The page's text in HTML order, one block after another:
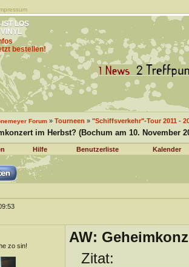
IST LOS
bestellen!
Forum» Tourneen » "Schiffsverkehr"-Tour 2011 -
im Herbst? (Bochum am 10. November
Hilfe Benutzerliste Kalender
zo sin!
AW:
Zitat: